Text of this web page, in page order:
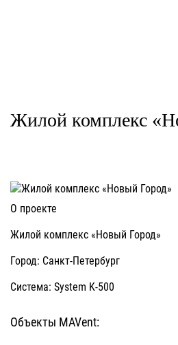
Жилой комплекс
О проекте
Жилой комплекс «Новый Город»
Город: Санкт-Петербург
Система: System K-500
Объекты MAVent: